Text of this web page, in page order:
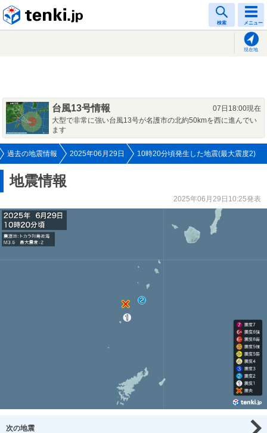
検索 メニュー
現在地
台風13号情報
07日18:00現在
大型で非常に強い台風13号が名護市の北約50kmを西に進んでい
ます
過去の地震情報 2025年06月29日 10時20分頃発生した地震(最大震度2)
地震情報
2025年06月29日10:25発表
次の地震